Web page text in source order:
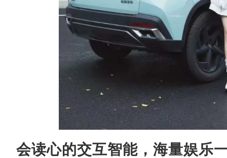
会读心的交互智能，海量娱乐